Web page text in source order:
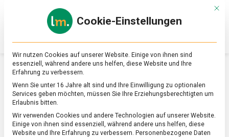
Online-
Magazin
zu
&
Ernährung
SCHLAGWORT:SOMMELIER
Mit
Cookie-Einstellungen
Wir nutzen Cookies auf unserer Website. Einige von ihnen sind
essenziell, während andere uns helfen, diese Website und Ihre
Erfahrung zu verbessern.
Wenn Sie unter 16 Jahre alt sind und Ihre Einwilligung zu optionalen
Services geben möchten, müssen Sie Ihre Erziehungsberechtigten um
Erlaubnis bitten.
Wir verwenden Cookies und andere Technologien auf unserer Website.
Einige von ihnen sind essenziell, während andere uns helfen, diese
Website und Ihre Erfahrung zu verbessern. Personenbezogene Daten